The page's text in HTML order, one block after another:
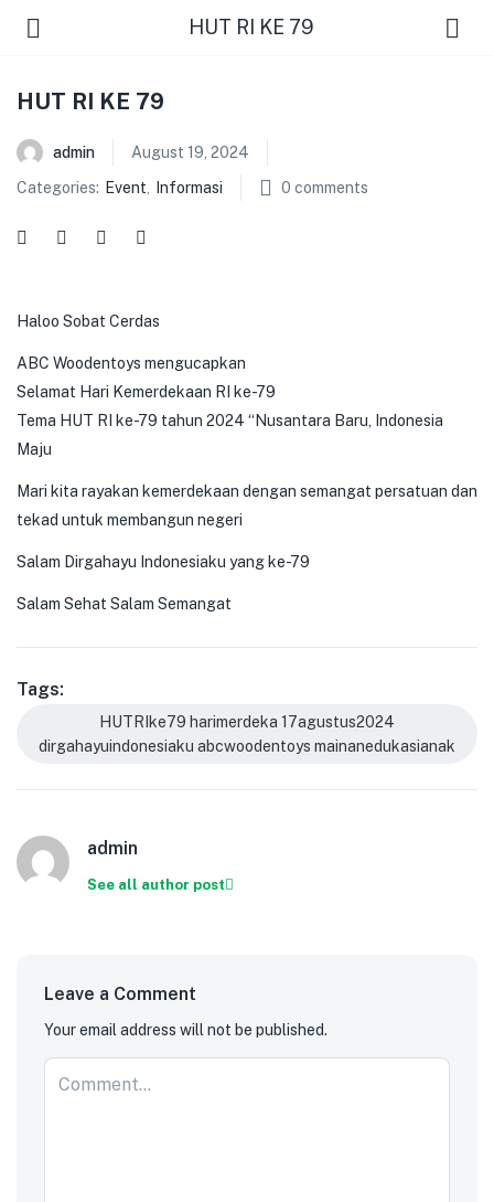
HUT RI KE 79
HUT RI KE 79
admin
August 19, 2024
Categories: Event Informasi 0 comments
Haloo Sobat Cerdas
ABC Woodentoys mengucapkan
Selamat Hari Kemerdekaan RI ke-79
Tema HUT RI ke-79 tahun 2024 “Nusantara Baru, Indonesia
Maju
Mari kita rayakan kemerdekaan dengan semangat persatuan dan
tekad untuk membangun negeri
Salam Dirgahayu Indonesiaku yang ke-79
Salam Sehat Salam Semangat
Tags:
HUTRIke79 harimerdeka 17agustus2024
dirgahayuindonesiaku abcwoodentoys mainanedukasianak
admin
See all author post
Leave a Comment
Your email address will not be published.